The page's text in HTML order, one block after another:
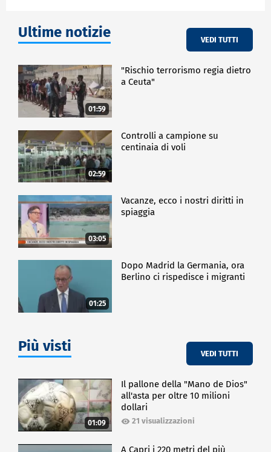
Ultime notizie VEDI TUTTI
01:59
"Rischio terrorismo regia dietro
a Ceuta"
02:59
Controlli a campione su
centinaia di voli
03:05
Vacanze, ecco i nostri diritti in
spiaggia
01:25
Dopo Madrid la Germania, ora
Berlino ci rispedisce i migranti
Più visti VEDI TUTTI
01:09
Il pallone della "Mano de Dios"
all'asta per oltre 10 milioni
dollari
21 visualizzazioni
A Capri i 220 metri del più